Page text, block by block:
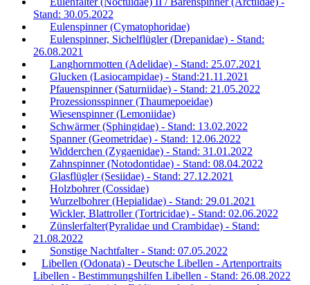
Stand: 30.05.2022
Eulenspinner (Cymatophoridae)
Eulenspinner, Sichelflügler (Drepanidae) - Stand:
26.08.2021
Langhornmotten (Adelidae) - Stand: 25.07.2021
Glucken (Lasiocampidae) - Stand:21.11.2021
Pfauenspinner (Saturniidae) - Stand: 21.05.2022
Prozessionsspinner (Thaumepoeidae)
Wiesenspinner (Lemoniidae)
Schwärmer (Sphingidae) - Stand: 13.02.2022
Spanner (Geometridae) - Stand: 12.06.2022
Widderchen (Zygaenidae) - Stand: 31.01.2022
Zahnspinner (Notodontidae) - Stand: 08.04.2022
Glasflügler (Sesiidae) - Stand: 27.12.2021
Holzbohrer (Cossidae)
Wurzelbohrer (Hepialidae) - Stand: 29.01.2021
Wickler, Blattroller (Tortricidae) - Stand: 02.06.2022
Zünslerfalter(Pyralidae und Crambidae) - Stand:
21.08.2022
Sonstige Nachtfalter - Stand: 07.05.2022
Libellen (Odonata) - Deutsche Libellen - Artenportraits
Libellen - Bestimmungshilfen Libellen - Stand: 26.08.2022